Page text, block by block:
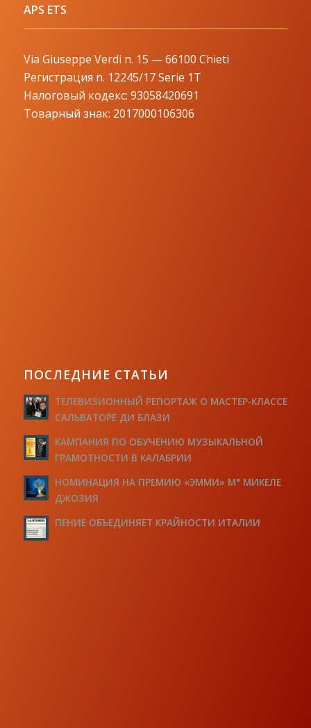
APS ETS
Via Giuseppe Verdi n. 15 — 66100 Chieti
Регистрация n. 12245/17 Serie 1T
Налоговый кодекс: 93058420691
Товарный знак: 2017000106306
ПОСЛЕДНИЕ СТАТЬИ
ТЕЛЕВИЗИОННЫЙ РЕПОРТАЖ О МАСТЕР-КЛАССЕ
САЛЬВАТОРЕ ДИ БЛАЗИ
КАМПАНИЯ ПО ОБУЧЕНИЮ МУЗЫКАЛЬНОЙ
ГРАМОТНОСТИ В КАЛАБРИИ
НОМИНАЦИЯ НА ПРЕМИЮ «ЭММИ» М° МИКЕЛЕ
ДЖОЗИЯ
ПЕНИЕ ОБЪЕДИНЯЕТ КРАЙНОСТИ ИТАЛИИ